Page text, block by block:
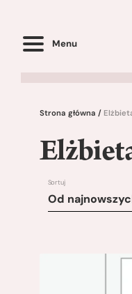
Menu
Strona główna /
Sortuj
Od